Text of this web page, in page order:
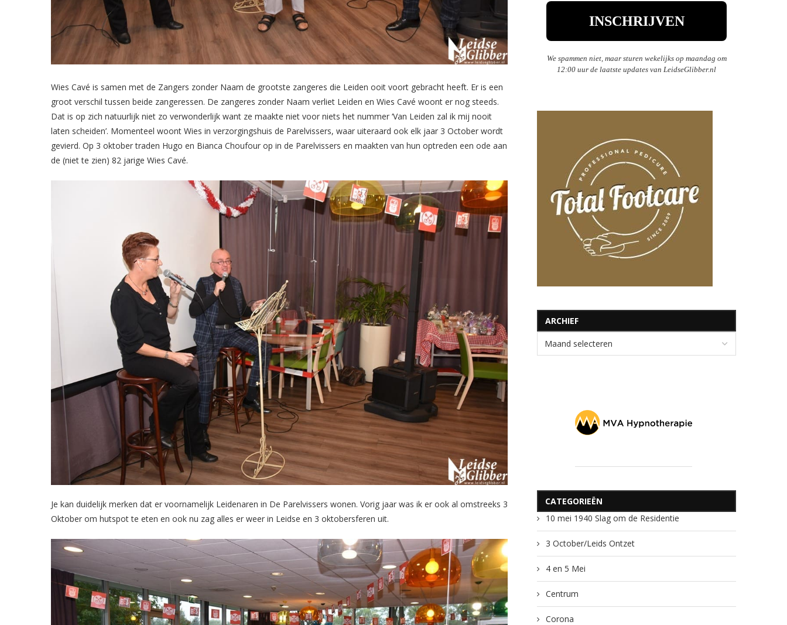
Wies Cavé is samen met de Zangers zonder Naam de grootste zangeres die Leiden ooit voort gebracht heeft. Er is een
groot verschil tussen beide zangeressen. De zangeres zonder Naam verliet Leiden en Wies Cavé woont er nog steeds.
Dat is op zich natuurlijk niet zo verwonderlijk want ze maakte niet voor niets het nummer ‘Van Leiden zal ik mij nooit
laten scheiden’. Momenteel woont Wies in verzorgingshuis de Parelvissers, waar uiteraard ook elk jaar 3 October wordt
gevierd. Op 3 oktober traden Hugo en Bianca Choufour op in de Parelvissers en maakten van hun optreden een ode aan
de (niet te zien) 82 jarige Wies Cavé.
Je kan duidelijk merken dat er voornamelijk Leidenaren in De Parelvissers wonen. Vorig jaar was ik er ook al omstreeks 3
Oktober om hutspot te eten en ook nu zag alles er weer in Leidse en 3 oktobersferen uit.
We spammen niet, maar sturen wekelijks op maandag om
12:00 uur de laatste updates van LeidseGlibber.nl
ARCHIEF
CATEGORIEËN
10 mei 1940 Slag om de Residentie
3 October/Leids Ontzet
4 en 5 Mei
Centrum
Corona